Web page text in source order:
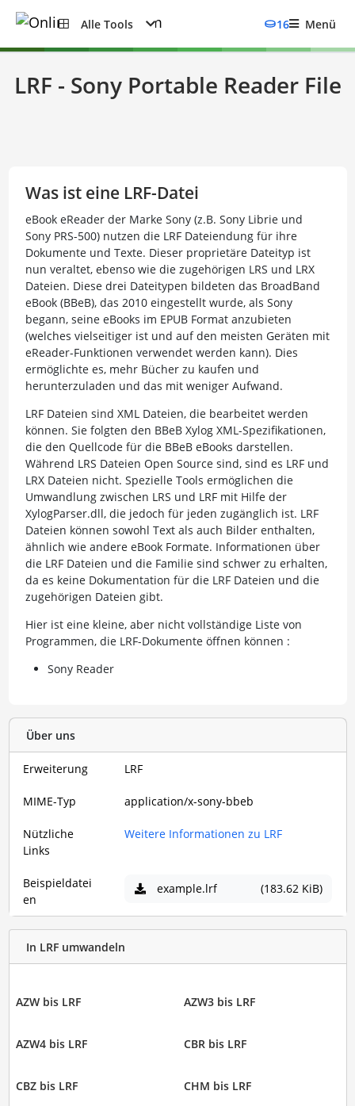
Alle Tools 16 Menü
LRF - Sony Portable Reader File
Was ist eine LRF-Datei
eBook eReader der Marke Sony (z.B. Sony Librie und
Sony PRS-500) nutzen die LRF Dateiendung für ihre
Dokumente und Texte. Dieser proprietäre Dateityp ist
nun veraltet, ebenso wie die zugehörigen LRS und LRX
Dateien. Diese drei Dateitypen bildeten das BroadBand
eBook (BBeB), das 2010 eingestellt wurde, als Sony
begann, seine eBooks im EPUB Format anzubieten
(welches vielseitiger ist und auf den meisten Geräten mit
eReader-Funktionen verwendet werden kann). Dies
ermöglichte es, mehr Bücher zu kaufen und
herunterzuladen und das mit weniger Aufwand.
LRF Dateien sind XML Dateien, die bearbeitet werden
können. Sie folgten den BBeB Xylog XML-Spezifikationen,
die den Quellcode für die BBeB eBooks darstellen.
Während LRS Dateien Open Source sind, sind es LRF und
LRX Dateien nicht. Spezielle Tools ermöglichen die
Umwandlung zwischen LRS und LRF mit Hilfe der
XylogParser.dll, die jedoch für jeden zugänglich ist. LRF
Dateien können sowohl Text als auch Bilder enthalten,
ähnlich wie andere eBook Formate. Informationen über
die LRF Dateien und die Familie sind schwer zu erhalten,
da es keine Dokumentation für die LRF Dateien und die
zugehörigen Dateien gibt.
Hier ist eine kleine, aber nicht vollständige Liste von
Programmen, die LRF-Dokumente öffnen können :
Sony Reader
Über uns
Erweiterung LRF
MIME-Typ application/x-sony-bbeb
Nützliche
Links
Weitere Informationen zu LRF
Beispieldatei
en
example.lrf (183.62 KiB)
In LRF umwandeln
AZW bis LRF AZW3 bis LRF
AZW4 bis LRF CBR bis LRF
CBZ bis LRF CHM bis LRF